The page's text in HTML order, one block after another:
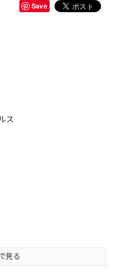
Save
ス
見る